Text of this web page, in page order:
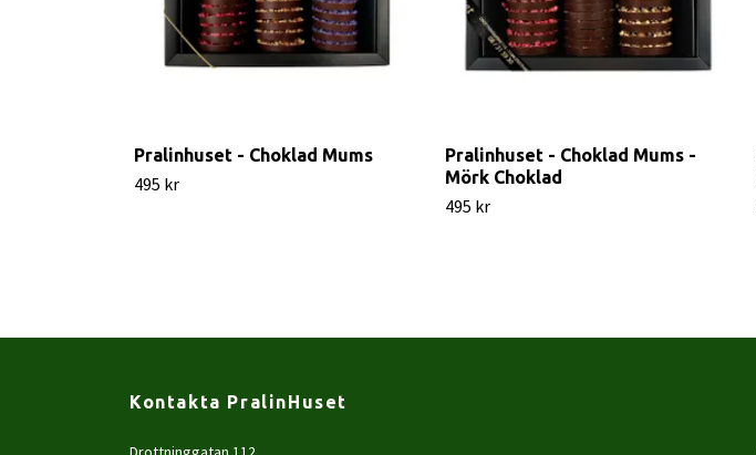
Pralinhuset - Choklad Mums
495 kr
Pralinhuset - Choklad Mums -
Mörk Choklad
495 kr
Kontakta PralinHuset